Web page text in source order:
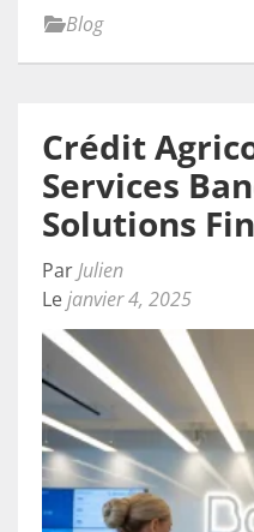
Blog
Crédit
Services
Solutions
ParJulien
Lejanvier 4, 2025